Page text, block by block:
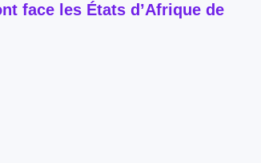
face les États d’Afrique de